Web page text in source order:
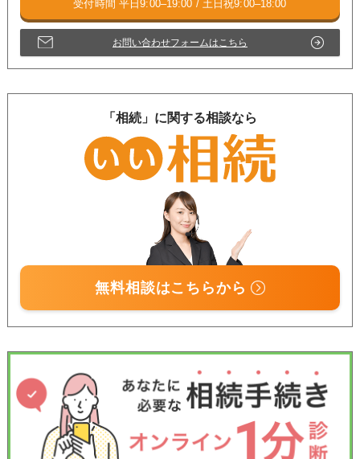
お問い合わせフォームはこちら
「相続」に関する相談なら
無料相談はこちらから